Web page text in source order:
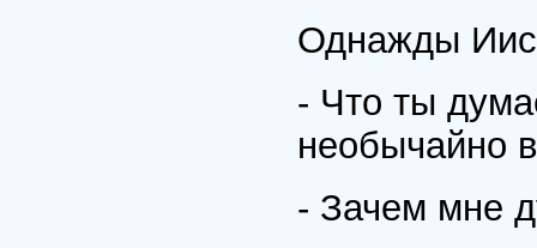
Однажды
- Что ты
необычайно
- Зачем мне